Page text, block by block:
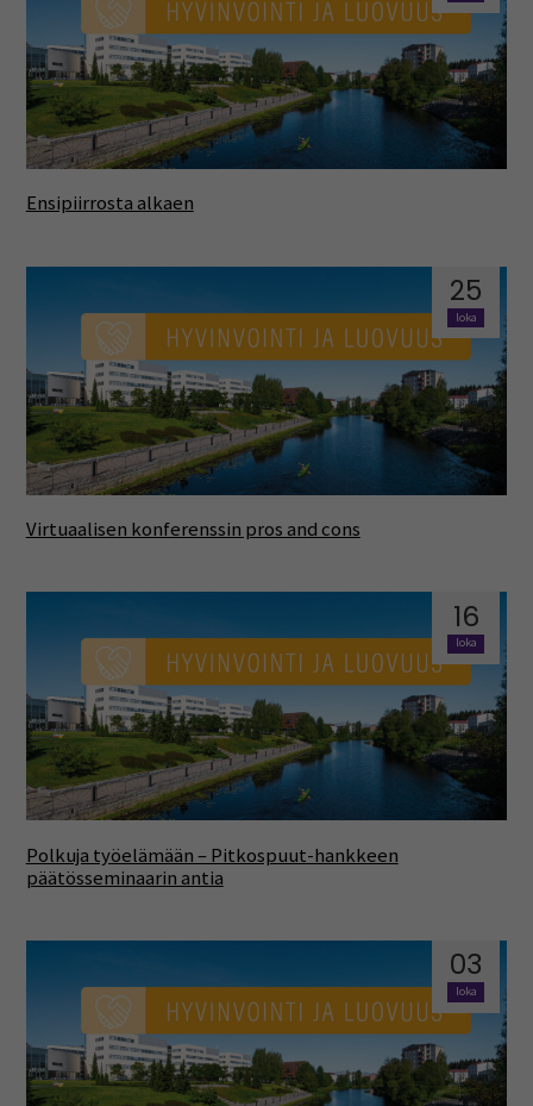
Ensipiirrosta alkaen
25
loka
Virtuaalisen konferenssin pros and cons
16
loka
Polkuja työelämään – Pitkospuut-hankkeen
päätösseminaarin antia
03
loka